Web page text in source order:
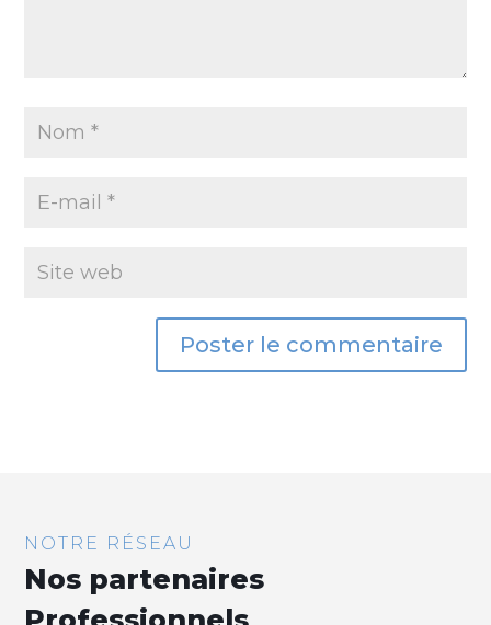
NOTRE RÉSEAU
Nos partenaires